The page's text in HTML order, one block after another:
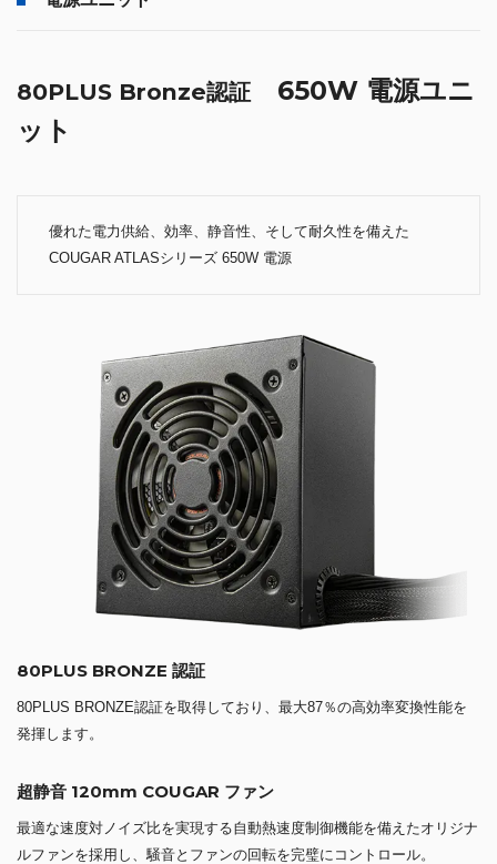
80PLUS Bronze認証 650W 電源ユニ
ット
優れた電力供給、効率、静音性、そして耐久性を備えた
COUGAR ATLASシリーズ 650W 電源
80PLUS BRONZE 認証
80PLUS BRONZE認証を取得しており、最大87％の高効率変換性能を
発揮します。
超静音 120mm COUGAR ファン
最適な速度対ノイズ比を実現する自動熱速度制御機能を備えたオリジナ
ルファンを採用し、騒音とファンの回転を完璧にコントロール。